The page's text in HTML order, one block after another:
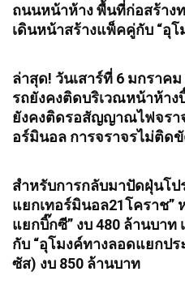
ถนนหน้าห้าง พื้นที่ก่อสร้าง
เดินหน้าสร้างแพ็คคู่กับ “อุ
ล่าสุด! วันเสาร์ที่ 6 มกราค
รถยังคงติดบริเวณหน้าห้า
ยังคงติดรอสัญญาณไฟจรา
อร์มินอล การจราจรไม่ติด
สำหรับการกลับมาปัดฝุ่นโป
แยกเทอร์มินอล21โคราช”
แยกบิ๊กซี” งบ 480 ล้านบาท
กับ “อุโมงค์ทางลอดแยกป
ซัส) งบ 850 ล้านบาท